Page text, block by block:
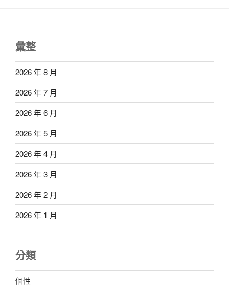
彙整
2026 年 8 月
2026 年 7 月
2026 年 6 月
2026 年 5 月
2026 年 4 月
2026 年 3 月
2026 年 2 月
2026 年 1 月
分類
個性